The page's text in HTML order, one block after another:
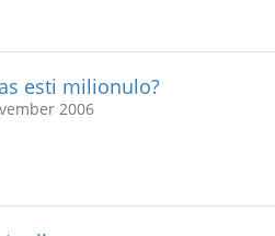
esti milionulo?
2006